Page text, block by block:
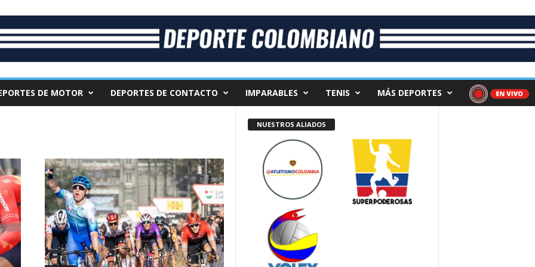
DE MOTOR DEPORTES DE CONTACTO IMPARABLES TENIS MÁS DEPORTES
NUESTROS ALIADOS